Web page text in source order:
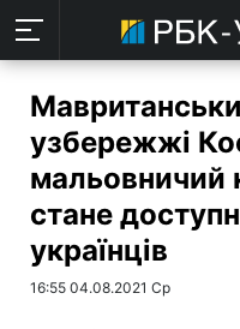
узбережжі
мальовничий
стане
українців
16:55 04.08.2021 Ср